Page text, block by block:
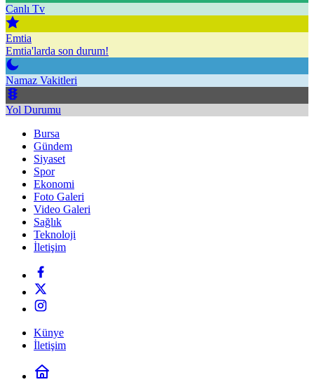
Canlı Tv
Emtia
Emtia'larda son durum!
Namaz Vakitleri
Yol Durumu
Bursa
Gündem
Siyaset
Spor
Ekonomi
Foto Galeri
Video Galeri
Sağlık
Teknoloji
İletişim
Künye
İletişim